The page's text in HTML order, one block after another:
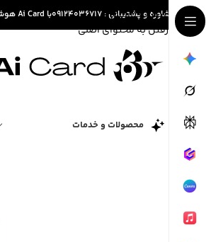
عبور به ناوبری
رفتن به محتوای اصلی
مشاوره و پشتیبانی : ۰۹۱۲۴۰۳۶۷۱۷ با Ai Card هوشمندانه متصل شوید ...
محصولات و خدمات